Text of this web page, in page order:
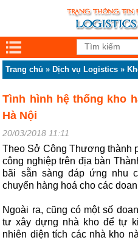
Trang chủ » Dịch vụ Logistics »
Tình hình hệ thống kho
Hà Nội
20/03/2018 11:11
Theo Sở Công Thương thành
công nghiệp trên địa bàn
bãi sẵn sàng đáp ứng nhu
chuyển hàng hoá cho các
Ngoài ra, cũng có một số
tư xây dựng nhà kho để tự
nhiên diện tích các nhà kho